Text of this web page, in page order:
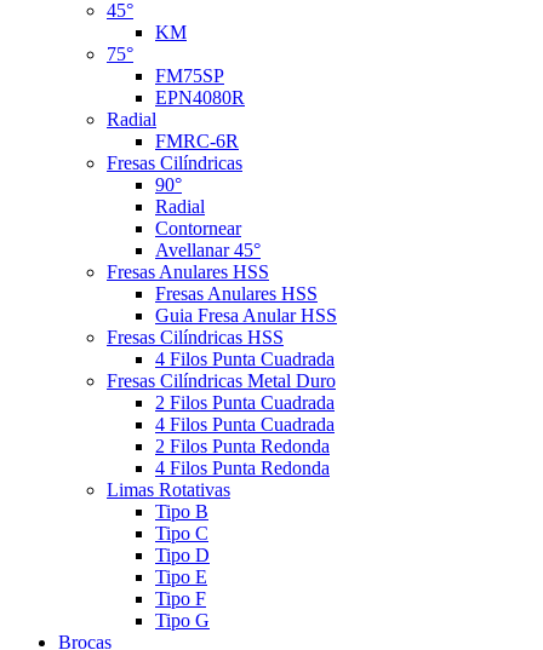
45°
KM
75°
FM75SP
EPN4080R
Radial
FMRC-6R
Fresas Cilíndricas
90°
Radial
Contornear
Avellanar 45°
Fresas Anulares HSS
Fresas Anulares HSS
Guia Fresa Anular HSS
Fresas Cilíndricas HSS
4 Filos Punta Cuadrada
Fresas Cilíndricas Metal Duro
2 Filos Punta Cuadrada
4 Filos Punta Cuadrada
2 Filos Punta Redonda
4 Filos Punta Redonda
Limas Rotativas
Tipo B
Tipo C
Tipo D
Tipo E
Tipo F
Tipo G
Brocas